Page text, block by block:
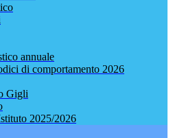
annuale
di comportamento 2026
Gigli
2025/2026